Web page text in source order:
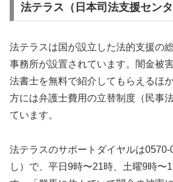
法テラス（日本司法支援セン
法テラスは国が設立した法的支援の
事務所が設置されています。闇金被
法書士を無料で紹介してもらえるほ
方には弁護士費用の立替制度（民事
ています。
法テラスのサポートダイヤルは
し）で、平日9時〜21時、土曜9時〜